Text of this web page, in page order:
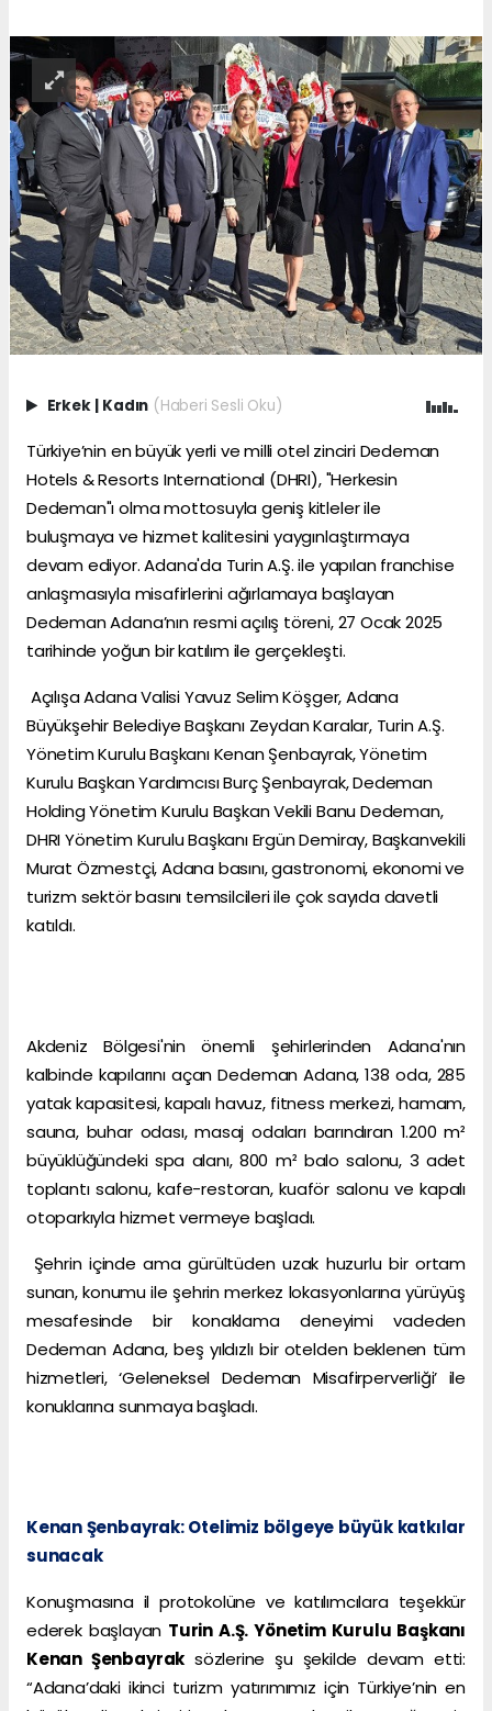
Erkek Kadın (Haberi Sesli Oku)
Türkiye’nin en büyük yerli ve milli otel zinciri Dedeman
Hotels & Resorts International (DHRI), "Herkesin
Dedeman"ı olma mottosuyla geniş kitleler ile
buluşmaya ve hizmet kalitesini yaygınlaştırmaya
devam ediyor. Adana'da Turin A.Ş. ile yapılan franchise
anlaşmasıyla misafirlerini ağırlamaya başlayan
Dedeman Adana’nın resmi açılış töreni, 27 Ocak 2025
tarihinde yoğun bir katılım ile gerçekleşti.
Açılışa Adana Valisi Yavuz Selim Köşger, Adana
Büyükşehir Belediye Başkanı Zeydan Karalar, Turin A.Ş.
Yönetim Kurulu Başkanı Kenan Şenbayrak, Yönetim
Kurulu Başkan Yardımcısı Burç Şenbayrak, Dedeman
Holding Yönetim Kurulu Başkan Vekili Banu Dedeman,
DHRI Yönetim Kurulu Başkanı Ergün Demiray, Başkanvekili
Murat Özmestçi, Adana basını, gastronomi, ekonomi ve
turizm sektör basını temsilcileri ile çok sayıda davetli
katıldı.
Akdeniz Bölgesi'nin önemli şehirlerinden Adana'nın
kalbinde kapılarını açan Dedeman Adana, 138 oda, 285
yatak kapasitesi, kapalı havuz, fitness merkezi, hamam,
sauna, buhar odası, masaj odaları barındıran 1.200 m²
büyüklüğündeki spa alanı, 800 m² balo salonu, 3 adet
toplantı salonu, kafe-restoran, kuaför salonu ve kapalı
otoparkıyla hizmet vermeye başladı.
Şehrin içinde ama gürültüden uzak huzurlu bir ortam
sunan, konumu ile şehrin merkez lokasyonlarına yürüyüş
mesafesinde bir konaklama deneyimi vadeden
Dedeman Adana, beş yıldızlı bir otelden beklenen tüm
hizmetleri, ‘Geleneksel Dedeman Misafirperverliği’ ile
konuklarına sunmaya başladı.
Kenan Şenbayrak: Otelimiz bölgeye büyük katkılar
sunacak
Konuşmasına il protokolüne ve katılımcılara teşekkür
ederek başlayan Turin A.Ş. Yönetim Kurulu Başkanı
Kenan Şenbayrak sözlerine şu şekilde devam etti:
“Adana’daki ikinci turizm yatırımımız için Türkiye’nin en